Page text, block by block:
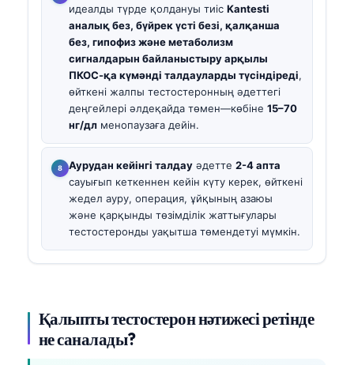
идеалды түрде қолдануы тиіс Kantesti
аналық без, бүйрек үсті безі, қалқанша
без, гипофиз және метаболизм
сигналдарын байланыстыру арқылы
ПКОС-қа күмәнді талдауларды түсіндіреді,
өйткені жалпы тестостеронның әдеттегі
деңгейлері әлдеқайда төмен—көбіне 15–70
нг/дл менопаузаға дейін.
Аурудан кейінгі талдау әдетте 2-4 апта
сауығып кеткеннен кейін күту керек, өйткені
жедел ауру, операция, ұйқының азаюы
және қарқынды төзімділік жаттығулары
тестостеронды уақытша төмендетуі мүмкін.
Қалыпты тестостерон нәтижесі ретінде
не саналады?